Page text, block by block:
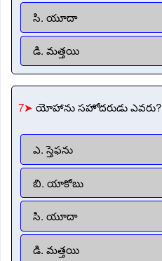
సి. యూదా
డి. మత్తయి
7➤ యోహాను సహోదరుడు ఎవరు?
ఎ. స్తెఫను
బి. యాకోబు
సి. యూదా
డి. మత్తయి